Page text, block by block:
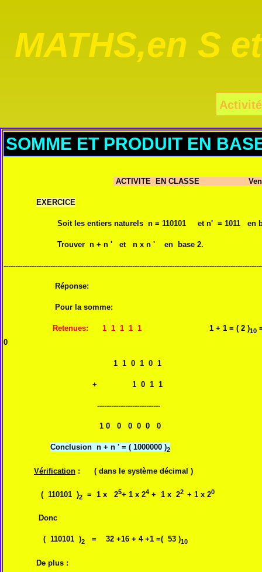
MATHS,en S
Activité
SOMME ET PRODUIT EN
ACTIVITE EN CLASSE
EXERCICE
Soit les entiers naturels n = 110101 et n' = 1011 en
Trouver n + n ' et n x n ' en base 2.
Réponse:
Pour la somme:
Retenues: 1 1 1 1 1 1 + 1 = ( 2 )10
0
1 1 0 1 0 1
+ 1 0 1 1
---------------------------
1 0 0 0 0 0 0
Conclusion n + n ' = ( 1000000 )2
Vérification : ( dans le système décimal )
( 110101 )2 = 1 x 25+ 1 x 24 + 1 x 22 + 1 x 20
Donc
( 110101 )2 = 32 +16 + 4 +1 =( 53 )10
De plus :